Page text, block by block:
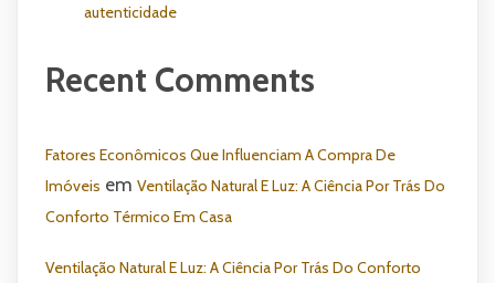
autenticidade
Recent Comments
Fatores Econômicos Que Influenciam A Compra De
Imóveis em Ventilação Natural E Luz: A Ciência Por Trás Do
Conforto Térmico Em Casa
Ventilação Natural E Luz: A Ciência Por Trás Do Conforto